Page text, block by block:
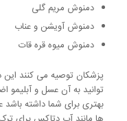
دمنوش مریم گلی
دمنوش آویشن و عناب
دمنوش میوه قره قات
پزشکان توصیه می کنند
توانید به آن عسل و آبلیمو
بهتری برای شما داشته